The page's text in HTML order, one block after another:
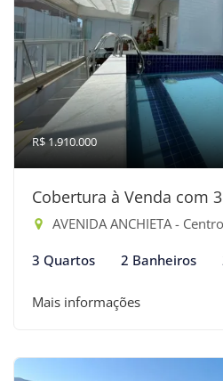
R$ 1.910.000
Cobertura à Venda com
AVENIDA ANCHIETA -
3 Quartos 2 Banheiros
Mais informações